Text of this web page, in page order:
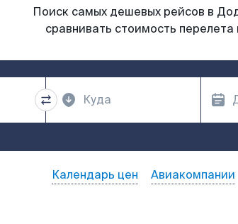
Поиск самых дешевых рейсов в
сравнивать стоимость
Календарь цен Авиакомпании